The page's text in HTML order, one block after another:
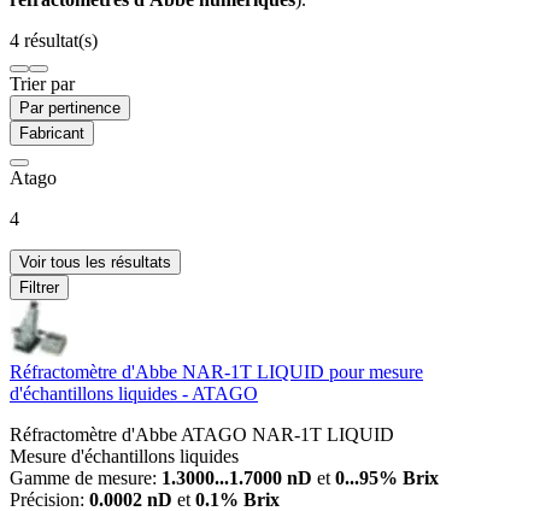
4 résultat(s)
Trier par
Par pertinence
Fabricant
Atago
4
Voir tous les résultats
Filtrer
Réfractomètre d'Abbe NAR-1T LIQUID pour mesure
d'échantillons liquides - ATAGO
Réfractomètre d'Abbe ATAGO NAR-1T LIQUID
Mesure d'échantillons liquides
Gamme de mesure: 1.3000...1.7000 nD et 0...95% Brix
Précision: 0.0002 nD et 0.1% Brix